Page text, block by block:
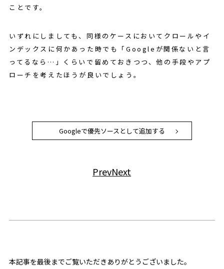
ことです。
いずれにしましても、同様のケースにおいてクロールやイ
ンデックスに何かあった時でも「Googleが関係ないと言
ってるなら…」くらいで留めておきつつ、他の手段やアプ
ローチを考えたほうが良いでしょう。
Googleで優先ソースとして追加する
PrevNext
本記事を最後までご覧いただきありがとうございました。